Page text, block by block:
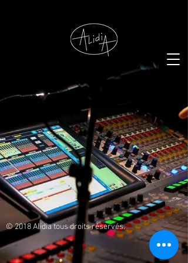
© 2018 Alidia tous droits réservés.